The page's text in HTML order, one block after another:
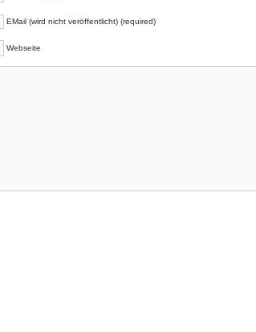
EMail (wird nicht veröffentlicht) (required)
Webseite